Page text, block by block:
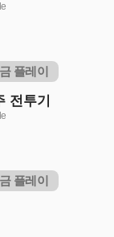
플레이
전투기
플레이